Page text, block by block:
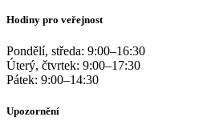
Hodiny pro veřejnost
Pondělí, středa: 9:00–16:30
Úterý, čtvrtek: 9:00–17:30
Pátek: 9:00–14:30
Upozornění